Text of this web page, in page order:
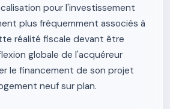
pour l'investissement
plus fréquemment associés à
réalité fiscale devant être
globale de l'acquéreur
le financement de son projet
neuf sur plan.